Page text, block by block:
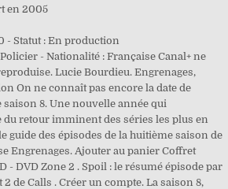
en 2005
- Statut : En production
- Nationalité : Française Canal+ ne
Lucie Bourdieu. Engrenages,
On ne connaît pas encore la date de
8. Une nouvelle année qui
du retour imminent des séries les plus en
guide des épisodes de la huitième saison de
Engrenages. Ajouter au panier Coffret
- DVD Zone 2 . Spoil : le résumé épisode par
2 de Calls . Créer un compte. La saison 8,